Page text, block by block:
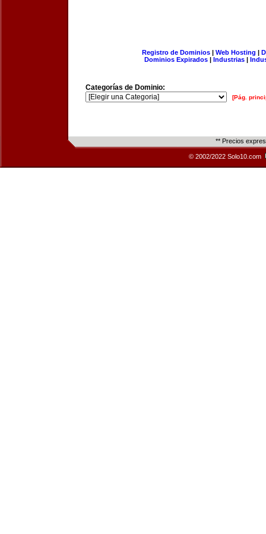
Registro de Dominios| Web Hosting |
Dominios Expirados | Industrias |
Categorías de Dominio:
[Pág.
** Precios
© 2002/2022 Solo10.com